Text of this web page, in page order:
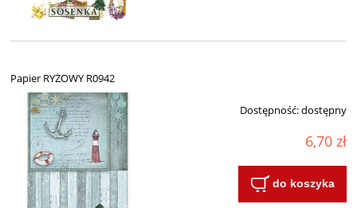
Papier RYŻOWY R0942
Dostępność:dostępny
6,70 zł
do koszyka